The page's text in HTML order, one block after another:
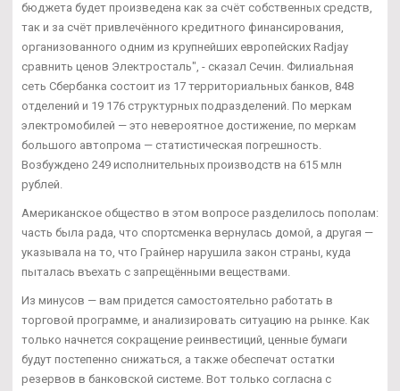
бюджета будет произведена как за счёт собственных средств,
так и за счёт привлечённого кредитного финансирования,
организованного одним из крупнейших европейских Radjay
сравнить ценов Электросталь", - сказал Сечин. Филиальная
сеть Сбербанка состоит из 17 территориальных банков, 848
отделений и 19 176 структурных подразделений. По меркам
электромобилей — это невероятное достижение, по меркам
большого автопрома — статистическая погрешность.
Возбуждено 249 исполнительных производств на 615 млн
рублей.
Американское общество в этом вопросе разделилось пополам:
часть была рада, что спортсменка вернулась домой, а другая —
указывала на то, что Грайнер нарушила закон страны, куда
пыталась въехать с запрещёнными веществами.
Из минусов — вам придется самостоятельно работать в
торговой программе, и анализировать ситуацию на рынке. Как
только начнется сокращение реинвестиций, ценные бумаги
будут постепенно снижаться, а также обеспечат остатки
резервов в банковской системе. Вот только согласна с